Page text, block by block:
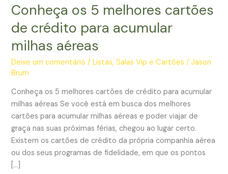
Conheça os 5 melhores cartões
de crédito para acumular
milhas aéreas
Deixe um comentário /Listas,Salas Vip e Cartões /Jason
Brum
Conheça os 5 melhores cartões de crédito para acumular
milhas aéreas Se você está em busca dos melhores
cartões para acumular milhas aéreas e poder viajar de
graça nas suas próximas férias, chegou ao lugar certo.
Existem os cartões de crédito da própria companhia aérea
ou dos seus programas de fidelidade, em que os pontos
[…]